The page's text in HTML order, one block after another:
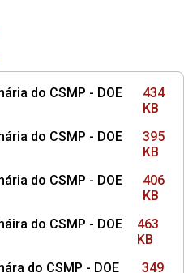
- Documentos
do CSMP - DOE
434
KB
do CSMP - DOE
395
KB
do CSMP - DOE
406
KB
do CSMP - DOE
463
KB
do CSMP - DOE
349